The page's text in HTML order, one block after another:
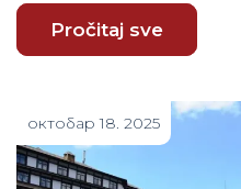
Pročitaj sve
октобар 18. 2025